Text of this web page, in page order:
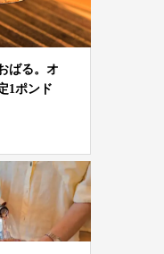
ばる。オ
1ポンド